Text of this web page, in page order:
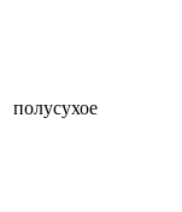
полусухое